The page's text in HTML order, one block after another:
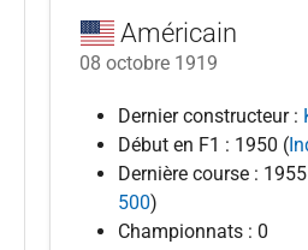
Américain
08 octobre 1919
Dernier constructeur :
Début en F1 : 1950 (
Dernière course :
500)
Championnats : 0